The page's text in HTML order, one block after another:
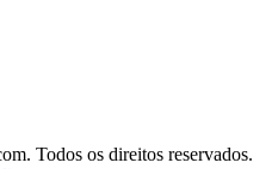
Todos os direitos reservados.